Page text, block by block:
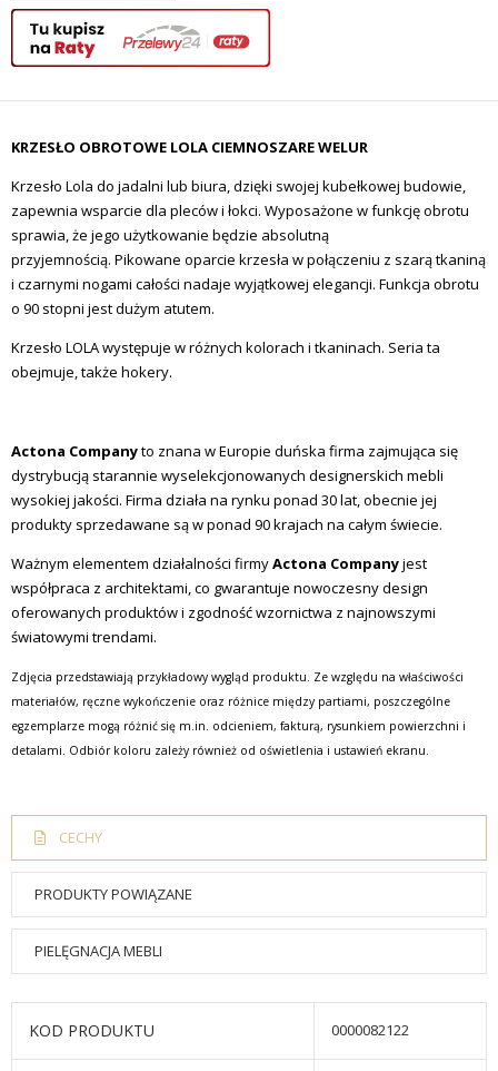
KRZESŁO OBROTOWE LOLA CIEMNOSZARE WELUR
Krzesło Lola do jadalni lub biura, dzięki swojej kubełkowej budowie,
zapewnia wsparcie dla pleców i łokci. Wyposażone w funkcję obrotu
sprawia,że jego użytkowanie będzie absolutną
przyjemnością. Pikowane oparcie krzesła w połączeniu z szarą tkaniną
i czarnymi nogami całości nadaje wyjątkowej elegancji. Funkcja obrotu
o 90 stopni jest dużym atutem.
Krzesło LOLA występuje w różnych kolorach i tkaninach. Seria ta
obejmuje, także hokery.
Actona Companyto znana w Europie duńska firma zajmująca się
dystrybucją starannie wyselekcjonowanych designerskich mebli
wysokiej jakości. Firma działa na rynku ponad 30 lat, obecnie jej
produkty sprzedawane są w ponad 90 krajach na całym świecie.
Ważnym elementem działalności firmyActona Companyjest
współpraca z architektami, co gwarantuje nowoczesny design
oferowanych produktów i zgodność wzornictwa z najnowszymi
światowymi trendami.
Zdjęcia przedstawiają przykładowy wygląd produktu. Ze względu na właściwości
materiałów, ręczne wykończenie oraz różnice między partiami, poszczególne
egzemplarze mogą różnić się m.in. odcieniem, fakturą, rysunkiem powierzchni i
detalami. Odbiór koloru zależy również od oświetlenia i ustawień ekranu.
CECHY
PRODUKTY POWIĄZANE
PIELĘGNACJA MEBLI
KOD PRODUKTU 0000082122